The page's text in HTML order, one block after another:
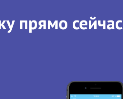
прямо сейчас